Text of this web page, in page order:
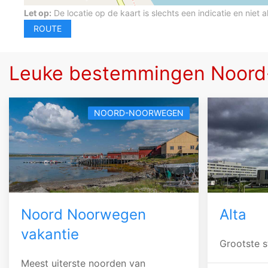
Let op: De locatie op de kaart is slechts een indicatie en niet
Leuke bestemmingen
NOORD-NOORWEGEN
Noord Noorwegen
vakantie
Meest uiterste noorden van
Alta
Grootste